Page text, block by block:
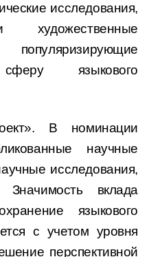
исследования,
художественные
языкового
В номинации
научные
исследования,
вклада
языкового
с учетом уровня
перспективной